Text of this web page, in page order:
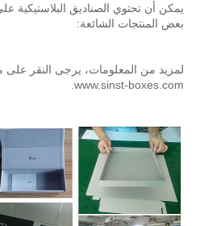
يمكن أن تحتوي الصناديق البلاستيكية
بعض المنتجات الشائعة:
لمزيد من المعلومات، يرجى النقر على
www.sinst-boxes.com.